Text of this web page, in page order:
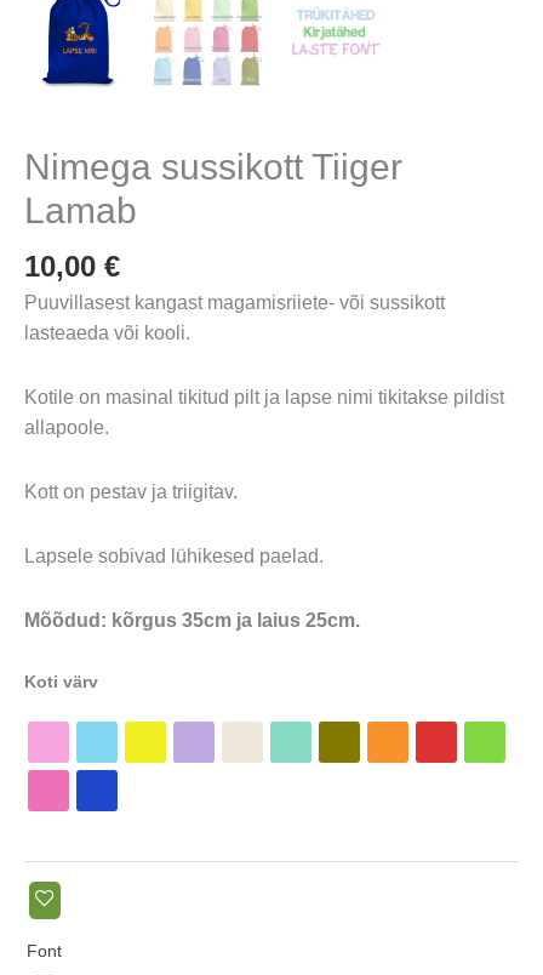
Nimega sussikott Tiiger
Lamab
10,00 €
Puuvillasest kangast magamisriiete- või sussikott
lasteaeda või kooli.
Kotile on masinal tikitud pilt ja lapse nimi tikitakse pildist
allapoole.
Kott on pestav ja triigitav.
Lapsele sobivad lühikesed paelad.
Mõõdud: kõrgus 35cm ja laius 25cm.
Koti värv
Font